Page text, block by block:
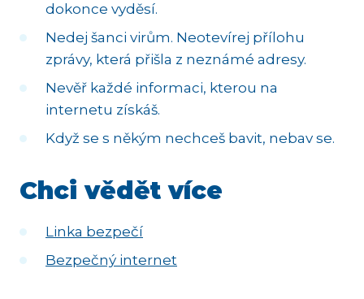
dokonce vyděsí.
Nedej šanci virům. Neotevírej přílohu
zprávy, která přišla z neznámé adresy.
Nevěř každé informaci, kterou na
internetu získáš.
Když se s někým nechceš bavit, nebav se.
Chci vědět více
Linka bezpečí
Bezpečný internet